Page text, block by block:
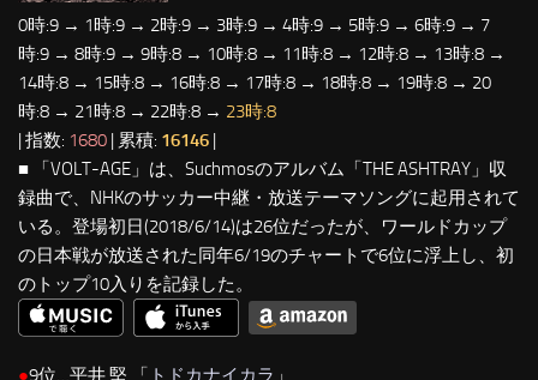
0時:9 → 1時:9 → 2時:9 → 3時:9 → 4時:9 → 5時:9 → 6時:9 → 7
時:9 → 8時:9 → 9時:8 → 10時:8 → 11時:8 → 12時:8 → 13時:8 →
14時:8 → 15時:8 → 16時:8 → 17時:8 → 18時:8 → 19時:8 → 20
時:8 → 21時:8 → 22時:8 → 23時:8
| 指数: 1680 | 累積: 16146 |
■ 「VOLT-AGE」は、Suchmosのアルバム「THE ASHTRAY」収
録曲で、NHKのサッカー中継・放送テーマソングに起用されて
いる。登場初日(2018/6/14)は26位だったが、ワールドカップ
の日本戦が放送された同年6/19のチャートで6位に浮上し、初
のトップ10入りを記録した。
●9位…平井 堅 「 トドカナイカラ 」